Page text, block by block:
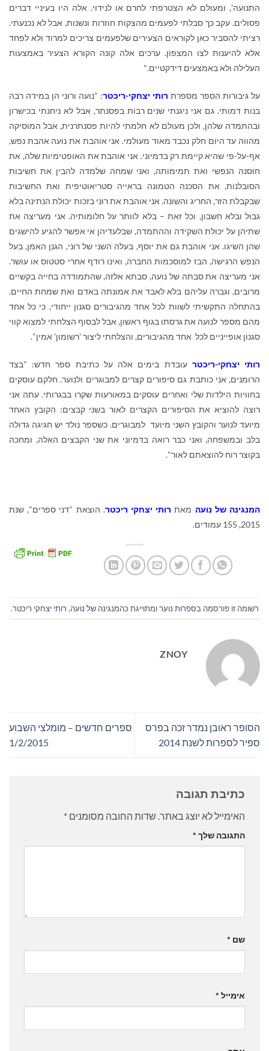
התנועה', ומעולם לא הצטרפתי לחרם או לנידוי. אלה היו בעיניי דברים
פסולים. עקב כך סבלתי לפעמים מהצקות חוזרות ונשנות, אבל לא נכנעתי.
רציתי להסביר כאן לקוראים הצעירים שלפעמים צריכים למרוד ולא לפחד
אלא להיענות לצו המצפון. ערכים אלה קונה הקורא הצעיר באמצעות
העלילה ולא באמצעים דידקטיים."
על גיבורות הספר מספרת רותי יצחקי-ריכטר: "נועה ורוני הן במידה רבה
בנות דמותי. גם אני ניגנתי שנים רבות בפסנתר, אבל לא ניחנתי בכישרון
ובהתמדה שלהן, ולכן מעולם לא חלמתי להיות פסנתרנית, אבל המוסיקה
מהווה עד היום חלק נכבד מאוד מעולמי. אני אוהבת את נועה אהבת נפש,
אף-על-פי שהיא קיימת רק בדמיוני. אני אוהבת את האופטימיות שלה, את
חוסנה הנפשי ואת תמימותה, ואני שמחה שלמדה להבין את חשיבות
הסובלנות, את הסכנה הטמונה בראייה סטריאוטיפית ואת החשיבות
שבקבלת הזר, החריג והשונה. אני אוהבת את רוני בזכות יכולת הנתינה בלא
גבול ובלא חשבון, וכל זאת – בלא לוותר על חלומותיה. אני מעריצה את
שתיהן על יכולת השקידה וההתמדה, שבלעדיהן אי אפשר להגיע להישגים
שהן השיגו. אני אוהבת גם את יוסף, בעלה השני של רוני, הגנן האמן, בעל
הנפש הרגישה, הבז למוסכמות החברה, ואינו רודף אחרי סטטוס או עושר.
אני מעריצה את סבתה של נועה, סבתא אלזה, שהתמודדה בחייה בקשיים
מרובים, וגברה עליהם בלא לאבד את אמונתה באדם ואת שמחת החיים.
בהתחלה התקשיתי לשוות לכל אחד מהגיבורים סגנון ייחודי, כי כל אחד
מהם מספר לנועה את גרסתו בגוף ראשון, אבל לבסוף הצלחתי למצוא קווי
סגנון אופייניים לכל אחד מהגיבורים, והצלחתי ליצור 'רשומון' אמין".
רותי יצחקי-ריכטר עובדת בימים אלה על כתיבת ספר חדש: "בצד
הרומנים, אני כותבת גם סיפורים קצרים למבוגרים ולנוער. חלקם עוסקים
בחוויות הילדות שלי ואחרים עוסקים במאורעות שקרו בבגרותי. עתה אני
רוצה להוציא את הסיפורים הקצרים לאור בשני קבצים: הקובץ האחד
מיועד לנוער והקובץ השני מיועד למבוגרים. כשספר נולד יש חגיגה גדולה
בלב ובמשפחה, ואני כבר רואה בדמיוני את שני הקבצים האלה, ומחכה
בקוצר רוח להוצאתם לאור".
המנגינה של נועה מאת רותי יצחקי ריכטר. הוצאת "דני ספרים", שנת
2015, 155 עמודים.
רשומה זו פורסמה בספרות נוערומתוייגת כהמנגינה של נועה, רותי יצחקי ריכטר.
ZNOY
הסופר ראובן נמדר זכה בפרס
ספיר לספרות לשנת 2014
ספרים חדשים – מומלצי השבוע
1/2/2015
כתיבת תגובה
האימייל לא יוצג באתר. שדות החובה מסומנים *
התגובה שלך *
שם *
אימייל *